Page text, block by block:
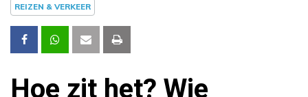
REIZEN & VERKEER